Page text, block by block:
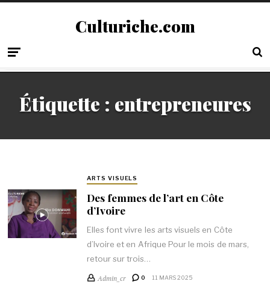
Culturiche.com
Étiquette : entrepreneures
ARTS VISUELS
Des femmes de l’art en Côte
d’Ivoire
Elles font vivre les arts visuels en Côte
d’Ivoire et en Afrique Pour le mois de mars,
retour sur trois…
Admin_cr 0 11 MARS 2025